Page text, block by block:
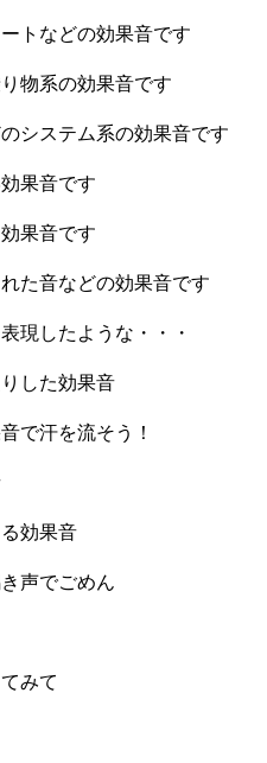
トなどの効果音です
物系の効果音です
システム系の効果音です
果音です
果音です
た音などの効果音です
現したような・・・
した効果音
で汗を流そう！
効果音
声でごめん
みて